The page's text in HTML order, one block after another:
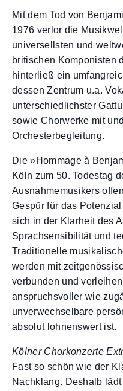
Mit dem Tod von
1976 verlor die
universellsten und
britischen Komponisten
hinterließ ein
dessen Zentrum u.a.
unterschiedlichster
sowie Chorwerke mit
Orchesterbegleitung.
Die »Hommage à
Köln zum 50. Todestag
Ausnahmemusikers
Gespür für das
sich in der Klarheit des
Sprachsensibilität und
Traditionelle
werden mit
verbunden und
anspruchsvoller wie
unverwechselbare
absolut lohnenswert ist.
Kölner Chorkonzerte
Fast so schön wie der
Nachklang. Deshalb